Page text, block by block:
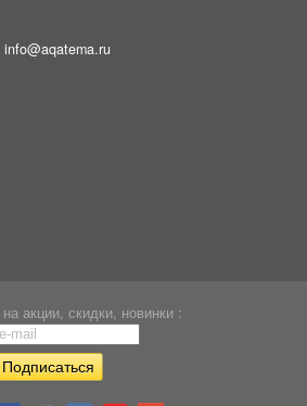
info@aqatema.ru
акции, скидки, новинки :